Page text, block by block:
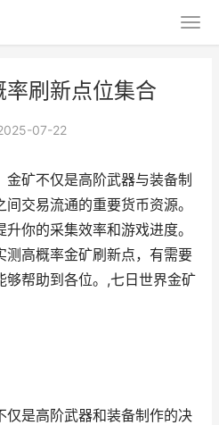
刷新点位集合
07-22
矿不仅是高阶武器与装备制
交易流通的重要货币资源。
你的采集效率和游戏进度。
测高概率金矿刷新点，有需要
够帮助到各位。,七日世界金矿
仅是高阶武器和装备制作的决